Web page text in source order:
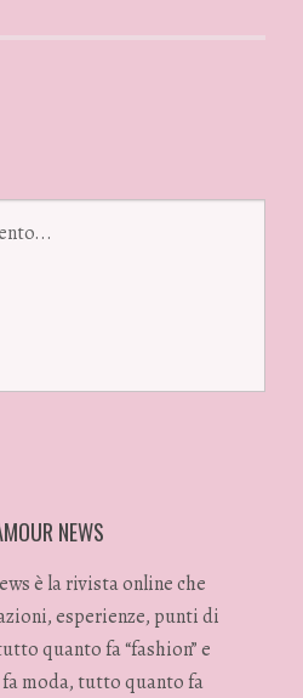
NEWS
è la rivista online che
esperienze, punti di
quanto fa “fashion” e
moda, tutto quanto fa